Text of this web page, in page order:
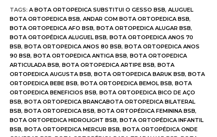
TAGS: A BOTA ORTOPEDICA SUBSTITUI O GESSO BSB, ALUGUEL
BOTA ORTOPEDICA BSB, ANDAR COM BOTA ORTOPEDICA BSB,
BOTA ORTOPEDICA AFO BSB, BOTA ORTOPEDICA ALUGAR BSB,
BOTA ORTOPÉDICA ALUGUEL BSB, BOTA ORTOPEDICA ANOS 70
BSB, BOTA ORTOPEDICA ANOS 80 BSB, BOTA ORTOPEDICA ANOS
90 BSB, BOTA ORTOPEDICA ANTIGA BSB, BOTA ORTOPEDICA
ARTICULADA BSB, BOTA ORTOPEDICA ARTIPE BSB, BOTA
ORTOPEDICA AUGUSTA BSB, BOTA ORTOPEDICA BARUK BSB, BOTA
ORTOPEDICA BEBE BSB, BOTA ORTOPEDICA BEMOL BSB, BOTA
ORTOPEDICA BENEFICIOS BSB, BOTA ORTOPEDICA BICO DE AÇO
BSB, BOTA ORTOPEDICA BRANCABOTA ORTOPEDICA BILATERAL
BSB, BOTA ORTOPEDICA BSB, BOTA ORTOPÉDICA FEMININA BSB,
BOTA ORTOPEDICA HIDROLIGHT BSB, BOTA ORTOPÉDICA INFANTIL
BSB, BOTA ORTOPEDICA MERCUR BSB, BOTA ORTOPÉDICA ONDE